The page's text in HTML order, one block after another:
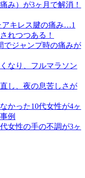
み）が3ヶ月で解消！
アキレス腱の痛み…1
れつつある！
ジャンプ時の痛みが
なり、フルマラソン
し、夜の息苦しさが
かった10代女性が4ヶ
例
女性の手の不調が3ヶ